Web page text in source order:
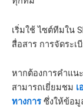
เริ่มใช้ ไซต์ทีมใน
สื่อสาร การจัดระ
หากต้องการคำแน
สามารถเยี่ยมชม
ทางการ ซึ่งให้ข้อมู